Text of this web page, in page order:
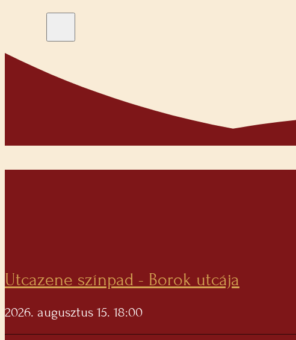
Utcazene színpad - Borok utcája
2026. augusztus 15. 18:00